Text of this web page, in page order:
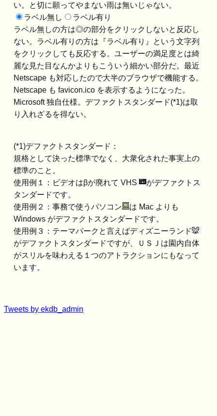
い。と切に願ってやまない雨は無いじゃない。
ラベル無し
ラベル有り
ラベル無しの方は◎の部分をクリックしないと反応し
ない。ラベル有りの方は『ラベル有り』という文字列
をクリックしても反応する。ユーザーの満足度とは綺
麗な見た目なんかよりもこういう細かい部分だ。最近
Netscape も対応したので大半のブラウザで機能する。
Netscape も favicon.ico を表示するようになった。
Microsoft 独自仕様。デファクトスタンダード(*1)は取
り入れざるを得ない。
(*1)デファクトスタンダード：
規格として決った標準でなく、大衆化された事実上の
標準のこと。
使用例１：ビデオはβが廃れて VHS
がデファクトス
タンダードです。
使用例２：事務で使うパソコン
は Mac よりも
Windows がデファクトスタンダードです。
使用例３：テーマパークと言えばディズニーランド
がデファクトスタンダードですが、ＵＳＪは園内自体
がスリルを味わえる１つのアトラクションにもなって
います。
Tweets by ekdb_admin